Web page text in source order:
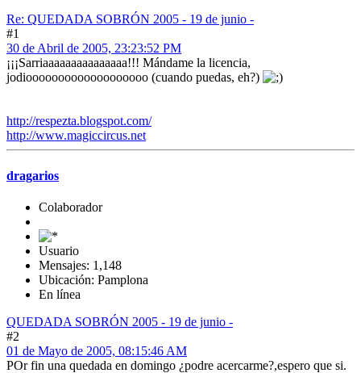
Re: QUEDADA SOBRÓN 2005 - 19 de junio -
#1
30 de Abril de 2005, 23:23:52 PM
¡¡¡Sarriaaaaaaaaaaaaaaa!!! Mándame la licencia,
jodiooooooooooooooooooo (cuando puedas, eh?)
http://respezta.blogspot.com/
http://www.magiccircus.net
dragarios
Colaborador
Usuario
Mensajes: 1,148
Ubicación: Pamplona
En línea
QUEDADA SOBRÓN 2005 - 19 de junio -
#2
01 de Mayo de 2005, 08:15:46 AM
POr fin una quedada en domingo ¿podre acercarme?,espero que si.